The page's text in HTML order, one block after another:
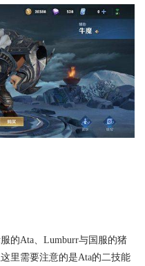
的Ata、Lumburr与国服的猪
里需要注意的是Ata的二技能